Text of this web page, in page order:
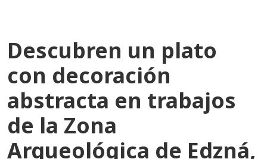
Descubren un plato
con decoración
abstracta en trabajos
de la Zona
Arqueológica de Edzná,